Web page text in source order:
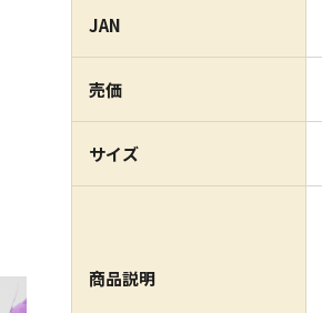
JAN
売価
サイズ
商品説明